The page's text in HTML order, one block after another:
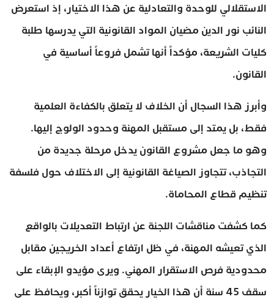
الاستقلالي للوحدة والتعادلية عن هذا الاختيار، إذ استعرض
النائب نور الدين مضيان المواد القانونية التي يدرسها طلبة
كليات الشريعة، مؤكداً أنها تشمل فروعاً أساسية في
القانون.
وأبرز هذا السجال أن الخلاف لا يتعلق بالكفاءة العلمية
فقط، بل يمتد إلى مستقبل المهنة وحدود الولوج إليها.
وهو ما جعل مشروع القانون يدخل مرحلة جديدة من
التجاذب، تتجاوز الصياغة القانونية إلى الاختلاف حول فلسفة
تنظيم قطاع المحاماة.
كما كشفت مناقشات اللجنة عن ارتباط التعديلات بالواقع
الذي تعيشه المهنة، في ظل ارتفاع أعداد الخريجين مقابل
محدودية فرص الاستقرار المهني. ويرى مؤيدو الإبقاء على
سقف 45 سنة أن هذا الخيار يحقق توازناً أكبر، ويحافظ على